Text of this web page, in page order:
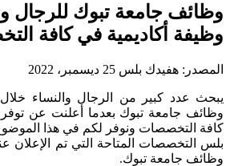
وظيفة أكاديمية في كافة
المصدر: هفيدك بلس 25 ديسمبر، 2022
يبحث عدد كبير من الرجال والنساء
كافة التخصصات ونوفر لكم في هذا
بلس التخصصات المتاحة التي تم الإعلان
وظائف جامعة تبوك.